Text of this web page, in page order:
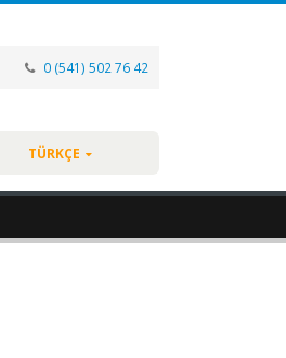
0 (541) 502 76 42
TÜRKÇE